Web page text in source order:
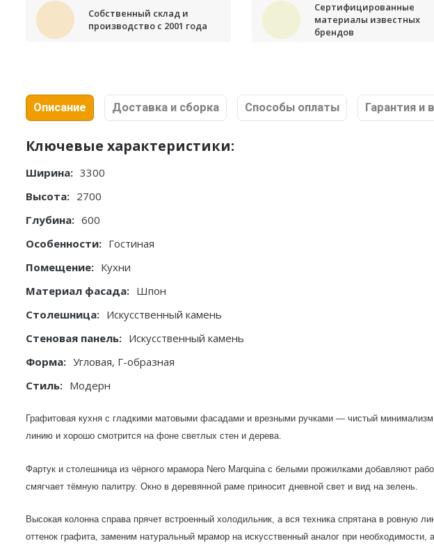
Собственный склад и
производство с 2001 года
Сертифицированные
материалы известных
брендов
Описание Доставка и сборка Способы оплаты Гарантия и
Ключевые характеристики:
Ширина: 3300
Высота: 2700
Глубина: 600
Особенности: Гостиная
Помещение: Кухни
Материал фасада: Шпон
Столешница: Искусственный камень
Стеновая панель: Искусственный камень
Форма: Угловая, Г-образная
Стиль: Модерн
Графитовая кухня с гладкими матовыми фасадами и врезными ручками — чистый
линию и хорошо смотрится на фоне светлых стен и дерева.
Фартук и столешница из чёрного мрамора Nero Marquina с белыми прожилками добавляют
смягчает тёмную палитру. Окно в деревянной раме приносит дневной свет и вид на зелень.
Высокая колонна справа прячет встроенный холодильник, а вся техника спрятана в ровную
оттенок графита, заменим натуральный мрамор на искусственный аналог при